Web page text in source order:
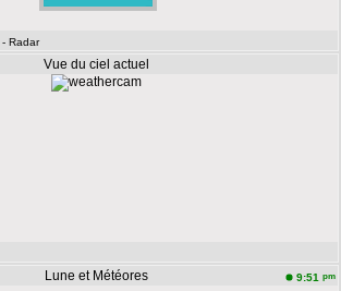
- Radar
Vue du ciel actuel
Lune et Météores 9:51 pm